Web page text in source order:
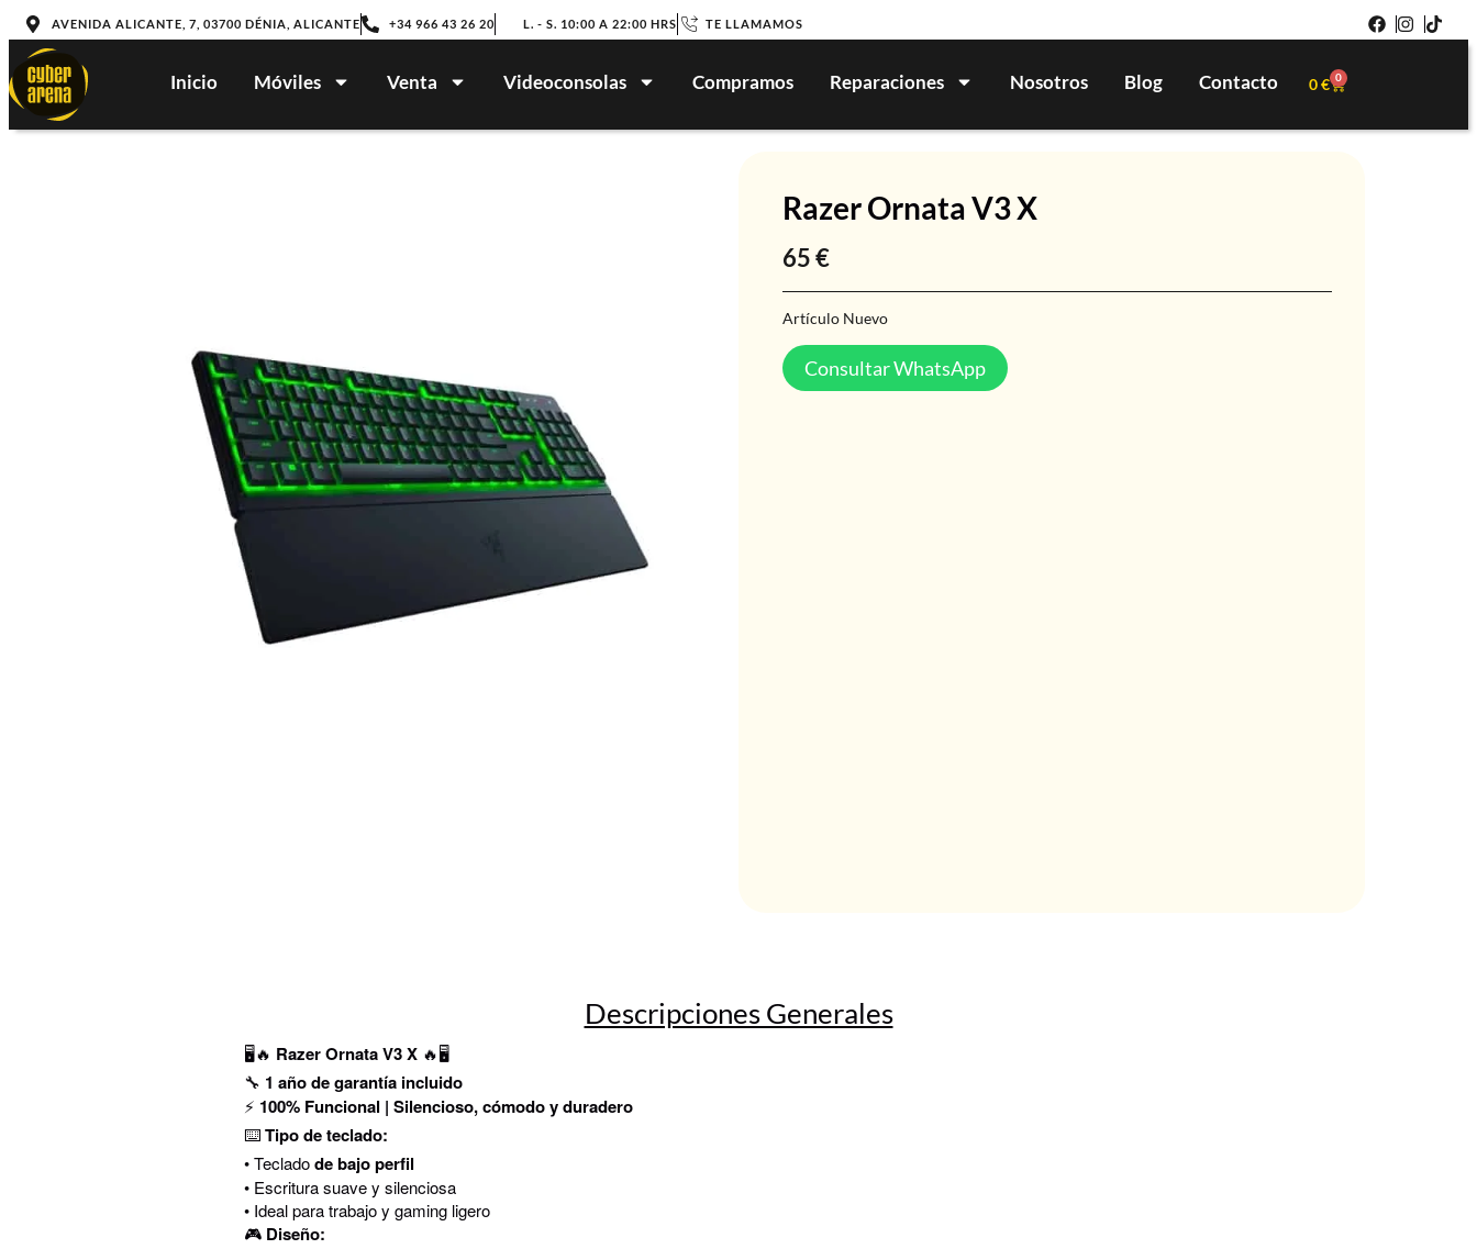
AVENIDA ALICANTE, 7, 03700 DÉNIA, ALICANTE +34 966 43 26 20 L. - S. 10:00 A 22:00 HRS TE LLAMAMOS
Inicio Móviles Venta Videoconsolas Compramos Reparaciones Nosotros Blog Contacto 0€ 0
Razer Ornata V3 X
65€
Artículo Nuevo
Consultar WhatsApp
Descripciones Generales
🖥️🔥 Razer Ornata V3 X 🔥🖥️
🔧 1 año de garantía incluido
⚡ 100% Funcional | Silencioso, cómodo y duradero
⌨️Tipo de teclado:
• Tecladode bajo perfil
• Escritura suave y silenciosa
• Ideal para trabajo y gaming ligero
🎮 Diseño: